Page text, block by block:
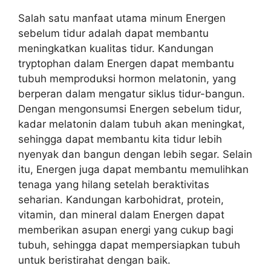
Salah satu manfaat utama minum Energen
sebelum tidur adalah dapat membantu
meningkatkan kualitas tidur. Kandungan
tryptophan dalam Energen dapat membantu
tubuh memproduksi hormon melatonin, yang
berperan dalam mengatur siklus tidur-bangun.
Dengan mengonsumsi Energen sebelum tidur,
kadar melatonin dalam tubuh akan meningkat,
sehingga dapat membantu kita tidur lebih
nyenyak dan bangun dengan lebih segar. Selain
itu, Energen juga dapat membantu memulihkan
tenaga yang hilang setelah beraktivitas
seharian. Kandungan karbohidrat, protein,
vitamin, dan mineral dalam Energen dapat
memberikan asupan energi yang cukup bagi
tubuh, sehingga dapat mempersiapkan tubuh
untuk beristirahat dengan baik.